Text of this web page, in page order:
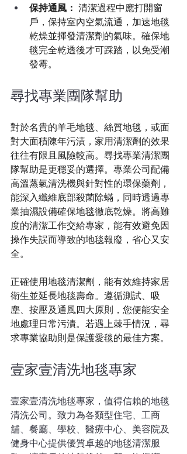
保持通風： 清潔過程中應打開窗
戶，保持室內空氣流通，加速地毯
乾燥並揮發清潔劑的氣味。確保地
毯完全乾透後才可踩踏，以免受潮
發霉。
尋找專業團隊幫助
對於名貴的羊毛地毯、絲質地毯，或面
對大面積陳年污漬，家用清潔劑的效果
往往有限且風險較高。尋找專業清潔團
隊幫助是更穩妥的選擇。專業公司配備
高溫蒸氣清洗機與針對性的環保藥劑，
能深入纖維底部殺菌除蟎，同時透過專
業抽濕設備確保地毯徹底乾燥。將高難
度的清潔工作交給專家，能有效避免因
操作失誤而導致的地毯報廢，省心又安
全。
正確使用地毯清潔劑，能有效維持家居
衛生並延長地毯壽命。遵循測試、吸
塵、按壓及通風四大原則，您便能安全
地處理日常污漬。若遇上棘手情況，尋
求專業協助則是保護愛毯的最佳方案。
壹家壹清洗地毯專家
壹家壹清洗地毯專家，值得信賴的地毯
清洗公司。致力為各類型住宅、工商
舖、餐廳、學校、醫療中心、美容院及
健身中心提供優質卓越的地毯清潔服